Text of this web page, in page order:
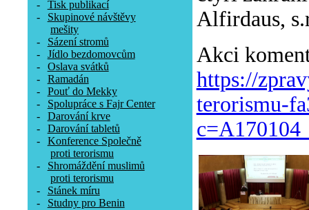
-
Tisk publikací
-
Skupinové návštěvy
mešity
-
Sázení stromů
-
Jídlo bezdomovcům
-
Oslava svátků
-
Ramadán
-
Pouť do Mekky
-
Spolupráce s Fajr Center
-
Darování krve
-
Darování tabletů
-
Konference Společně
proti terorismu
-
Shromáždění muslimů
proti terorismu
-
Stánek míru
-
Studny pro Benin
Alfirdaus,
Akci
https://
terorismu-